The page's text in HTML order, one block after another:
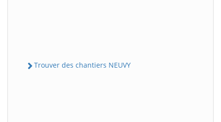
Trouver des chantiers NEUVY